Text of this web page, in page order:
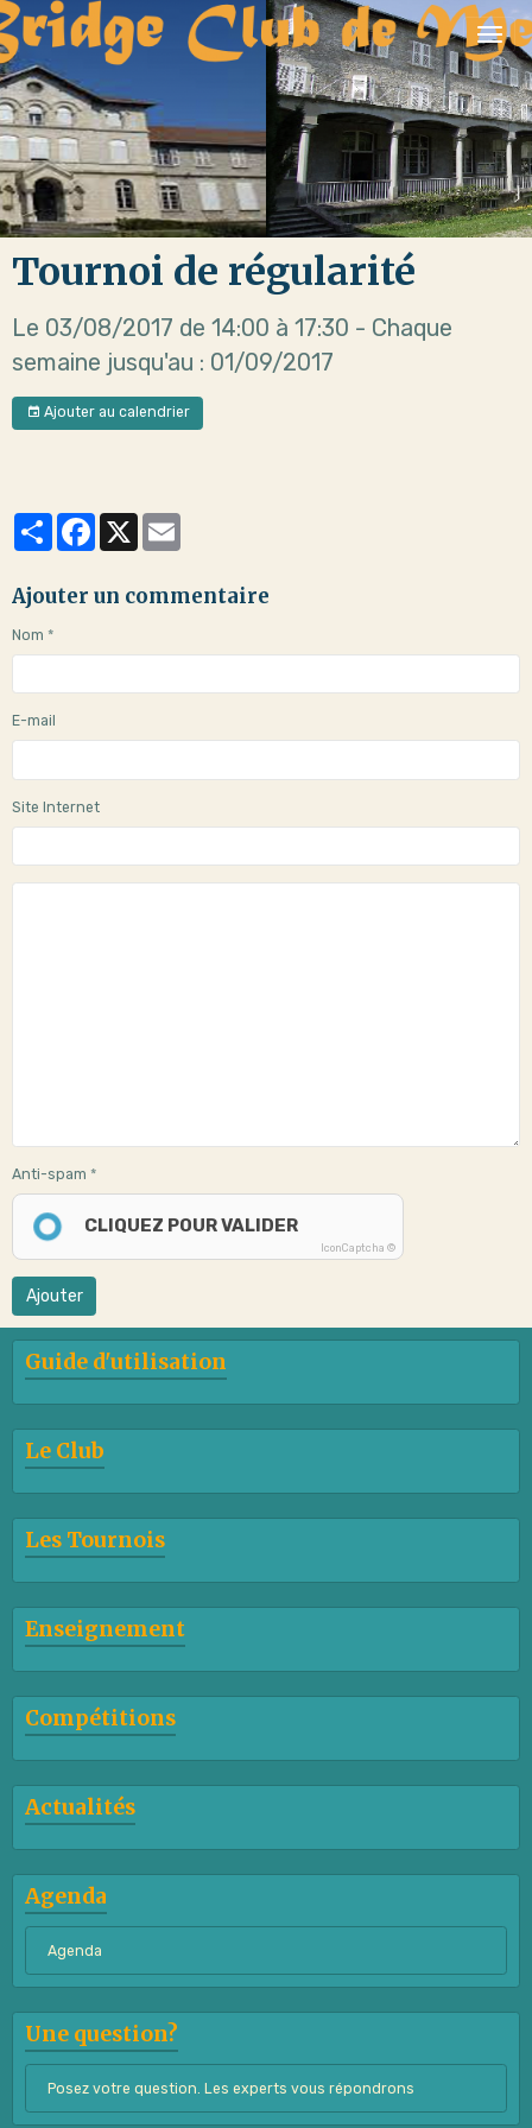
Tournoi de régularité
Le 03/08/2017 de 14:00 à 17:30 - Chaque
semaine jusqu'au : 01/09/2017
Ajouter au calendrier
PartagerFacebook
X
Ajouter un commentaire
Nom
E-mail
Site Internet
Anti-spam
CLIQUEZ POUR VALIDER
IconCaptcha ©
Ajouter
Guide d'utilisation
Le Club
Les Tournois
Enseignement
Compétitions
Actualités
Agenda
Agenda
Une question?
Posez votre question. Les experts vous répondrons